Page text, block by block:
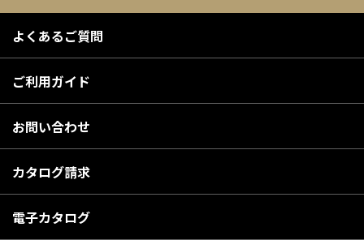
よくあるご質問
ご利用ガイド
お問い合わせ
カタログ請求
電子カタログ